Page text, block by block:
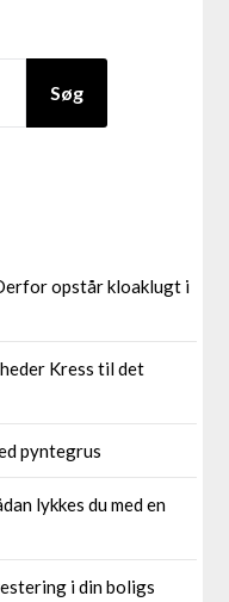
Søg
opstår kloaklugt i
Kress til det
pyntegrus
lykkes du med en
i din boligs